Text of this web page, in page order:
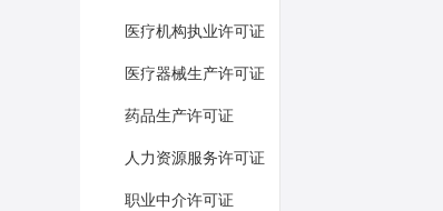
医疗机构执业许可证
医疗器械生产许可证
药品生产许可证
人力资源服务许可证
职业中介许可证